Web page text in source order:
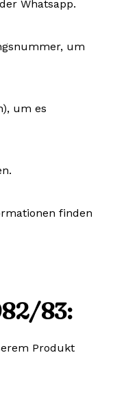
Whatsapp.
um
um es
finden
83:
Produkt